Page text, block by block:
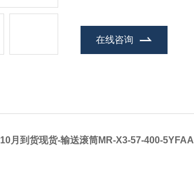
在线咨询
10月到货现货-输送滚筒MR-X3-57-400-5YFAA